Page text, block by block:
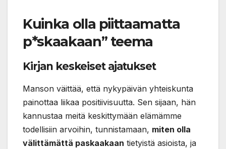
Kuinka olla piittaamatta
p*skaakaan” teema
Kirjan keskeiset ajatukset
Manson väittää, että nykypäivän yhteiskunta
painottaa liikaa positiivisuutta. Sen sijaan, hän
kannustaa meitä keskittymään elämämme
todellisiin arvoihin, tunnistamaan, miten olla
välittämättä paskaakaan tietyistä asioista, ja